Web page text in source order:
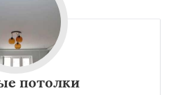
потолки